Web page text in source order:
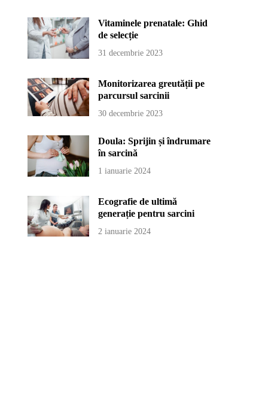
Vitaminele prenatale: Ghid
de selecție
31 decembrie 2023
Monitorizarea greutății pe
parcursul sarcinii
30 decembrie 2023
Doula: Sprijin și îndrumare
în sarcină
1 ianuarie 2024
Ecografie de ultimă
generație pentru sarcini
2 ianuarie 2024